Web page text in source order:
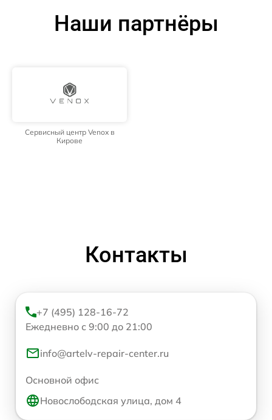
Наши партнёры
Сервисный центр Venox в
Кирове
Контакты
+7 (495) 128-16-72
Ежедневно с 9:00 до 21:00
info@artelv-repair-center.ru
Основной офис
Новослободская улица, дом 4